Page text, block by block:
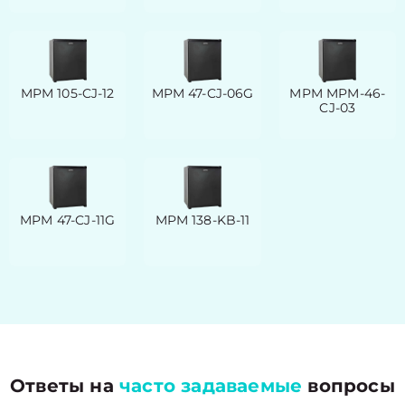
MPM 105-CJ-12 MPM 47-CJ-06G
MPM MPM-46-
CJ-03
MPM 47-CJ-11G MPM 138-KB-11
Ответы начасто задаваемые вопросы